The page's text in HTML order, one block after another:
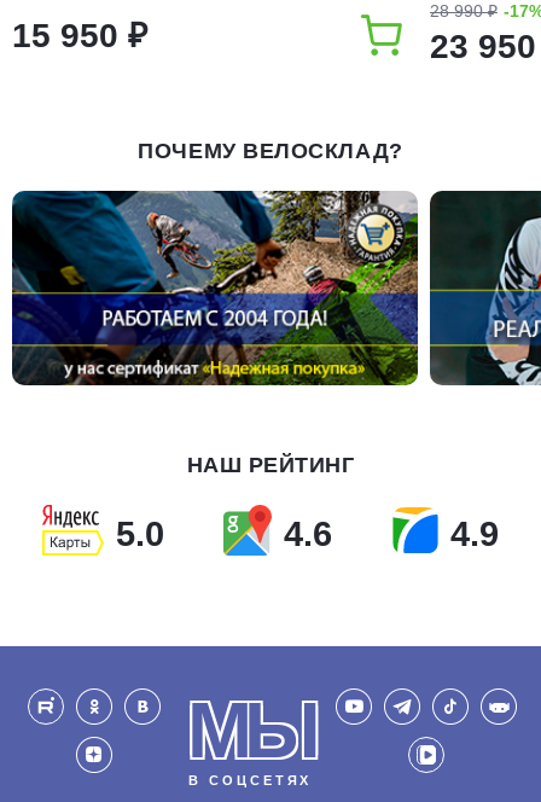
15 950 ₽
28 990 ₽ -
23
ПОЧЕМУ ВЕЛОСКЛАД?
НАШ РЕЙТИНГ
5.0 4.6 4.9
МЫ
В СОЦСЕТЯХ